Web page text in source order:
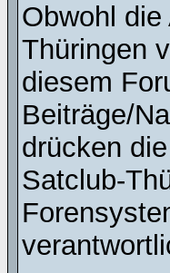
Obwohl
Thüringen
diesem
Beiträge/
drücken
Satclub-